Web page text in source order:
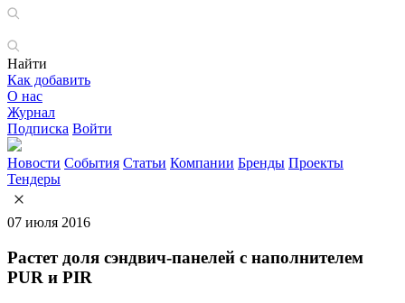
Найти
Как добавить
О нас
Журнал
Подписка Войти
Новости События Статьи Компании Бренды Проекты
Тендеры
07 июля 2016
Растет доля сэндвич-панелей с наполнителем
PUR и PIR